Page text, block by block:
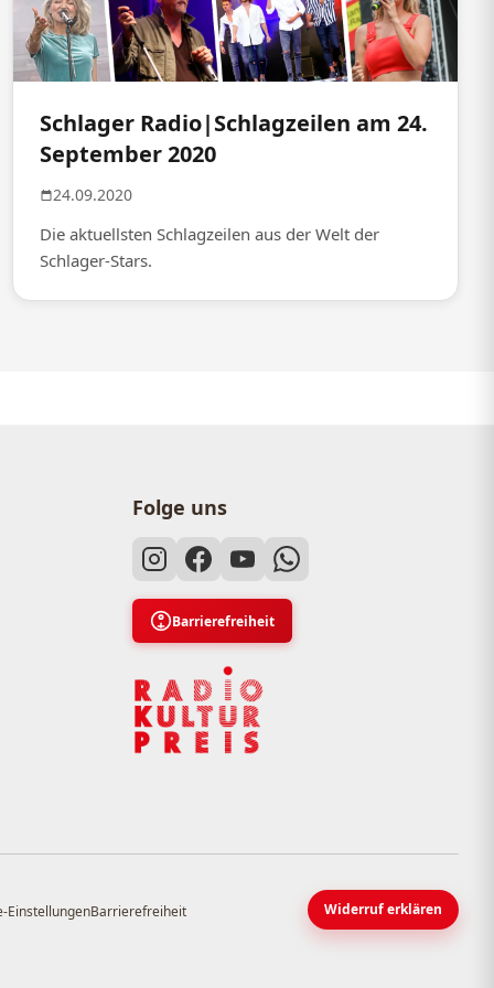
Schlager Radio|Schlagzeilen am 24.
September 2020
24.09.2020
Die aktuellsten Schlagzeilen aus der Welt der
Schlager-Stars.
Folge uns
Barrierefreiheit
EinstellungenBarrierefreiheit Widerruf erklären